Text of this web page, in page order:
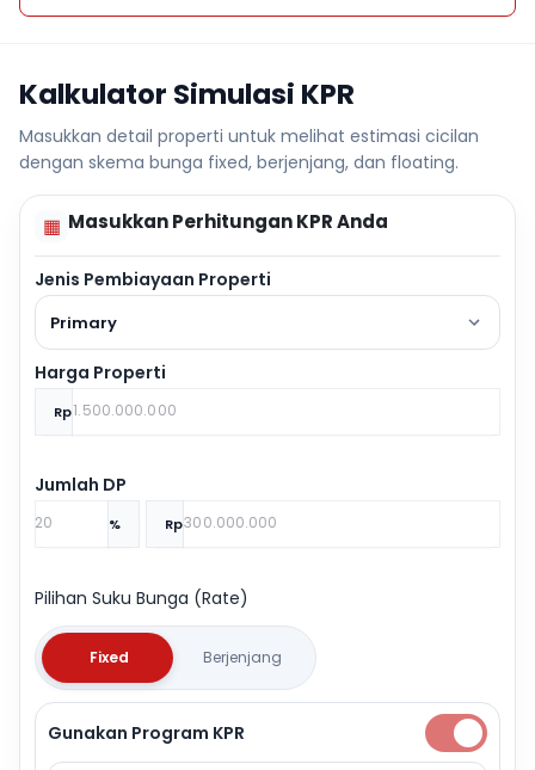
Kalkulator Simulasi KPR
Masukkan detail properti untuk melihat estimasi cicilan
dengan skema bunga fixed, berjenjang, dan floating.
▦ Masukkan Perhitungan KPR Anda
Jenis Pembiayaan Properti
Primary
Harga Properti
Rp
Jumlah DP
% Rp
Pilihan Suku Bunga (Rate)
Fixed Berjenjang
Gunakan Program KPR